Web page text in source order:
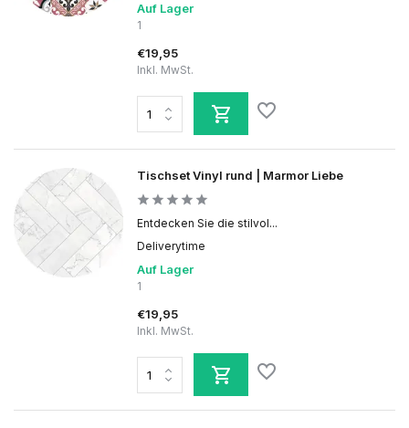
Auf Lager
1
€19,95
Inkl. MwSt.
Tischset Vinyl rund | Marmor Liebe
Entdecken Sie die stilvol...
Deliverytime
Auf Lager
1
€19,95
Inkl. MwSt.